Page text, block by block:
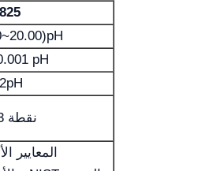
pH
1, 2, 3 نقطة
المعايير